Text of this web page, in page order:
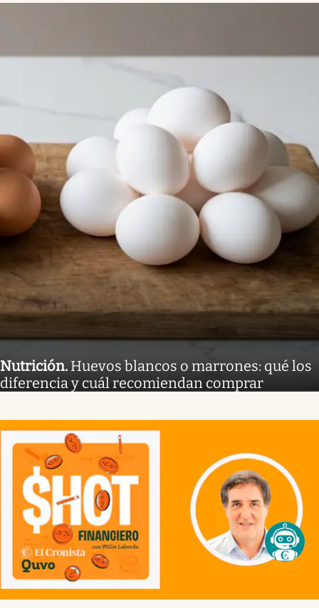
Nutrición. Huevos blancos o marrones: qué los
diferencia y cuál recomiendan comprar